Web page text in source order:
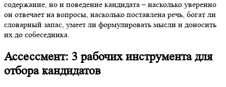
содержание, но и поведение кандидата – насколько уверенно
он отвечает на вопросы, насколько поставлена речь, богат ли
словарный запас, умеет ли формулировать мысли и доносить
их до собеседника.
Ассессмент: 3 рабочих инструмента для
отбора кандидатов